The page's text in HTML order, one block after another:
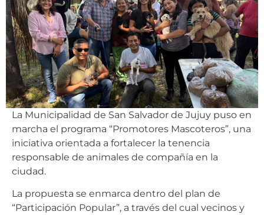
La Municipalidad de San Salvador de Jujuy puso en
marcha el programa “Promotores Mascoteros”, una
iniciativa orientada a fortalecer la tenencia
responsable de animales de compañía en la
ciudad.
La propuesta se enmarca dentro del plan de
“Participación Popular”, a través del cual vecinos y